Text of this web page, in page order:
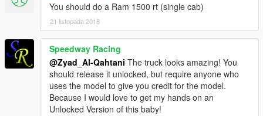
You should do a Ram 1500 rt (single cab)
21 listopada 2018
Speedway Racing
@Zyad_Al-Qahtani The truck looks amazing! You
should release it unlocked, but require anyone who
uses the model to give you credit for the model.
Because I would love to get my hands on an
Unlocked Version of this baby!